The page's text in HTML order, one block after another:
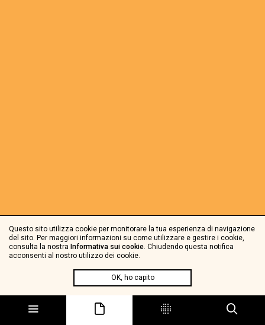
Questo sito utilizza cookie per monitorare la tua esperienza di navigazione
del sito. Per maggiori informazioni su come utilizzare e gestire i cookie,
consulta la nostra Informativa sui cookie. Chiudendo questa notifica
acconsenti al nostro utilizzo dei cookie.
OK, ho capito